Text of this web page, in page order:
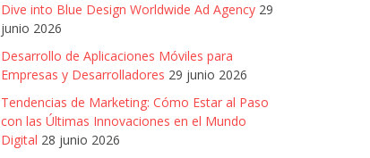
Dive into Blue Design Worldwide Ad Agency 29
junio 2026
Desarrollo de Aplicaciones Móviles para
Empresas y Desarrolladores 29 junio 2026
Tendencias de Marketing: Cómo Estar al Paso
con las Últimas Innovaciones en el Mundo
Digital 28 junio 2026